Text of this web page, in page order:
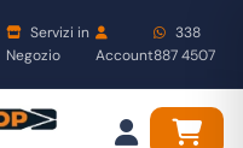
Servizi in
Negozio
Account
338
887 4507